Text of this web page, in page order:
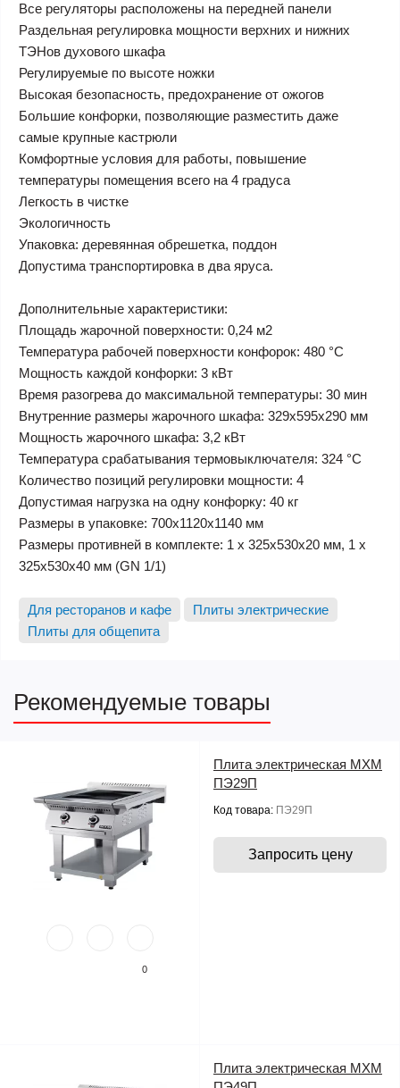
Все регуляторы расположены на передней панели
Раздельная регулировка мощности верхних и нижних
ТЭНов духового шкафа
Регулируемые по высоте ножки
Высокая безопасность, предохранение от ожогов
Большие конфорки, позволяющие разместить даже
самые крупные кастрюли
Комфортные условия для работы, повышение
температуры помещения всего на 4 градуса
Легкость в чистке
Экологичность
Упаковка: деревянная обрешетка, поддон
Допустима транспортировка в два яруса.
Дополнительные характеристики:
Площадь жарочной поверхности: 0,24 м2
Температура рабочей поверхности конфорок: 480 °С
Мощность каждой конфорки: 3 кВт
Время разогрева до максимальной температуры: 30 мин
Внутренние размеры жарочного шкафа: 329х595х290 мм
Мощность жарочного шкафа: 3,2 кВт
Температура срабатывания термовыключателя: 324 °С
Количество позиций регулировки мощности: 4
Допустимая нагрузка на одну конфорку: 40 кг
Размеры в упаковке: 700х1120х1140 мм
Размеры противней в комплекте: 1 х 325х530х20 мм, 1 х
325х530х40 мм (GN 1/1)
Для ресторанов и кафе
Плиты электрические
Плиты для общепита
Рекомендуемые товары
0
Плита электрическая МХМ
ПЭ29П
Код товара: ПЭ29П
Запросить цену
Плита электрическая МХМ